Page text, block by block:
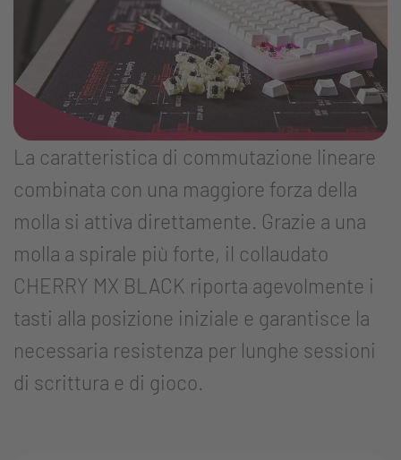
La caratteristica di commutazione lineare
combinata con una maggiore forza della
molla si attiva direttamente. Grazie a una
molla a spirale più forte, il collaudato
CHERRY MX BLACK riporta agevolmente i
tasti alla posizione iniziale e garantisce la
necessaria resistenza per lunghe sessioni
di scrittura e di gioco.